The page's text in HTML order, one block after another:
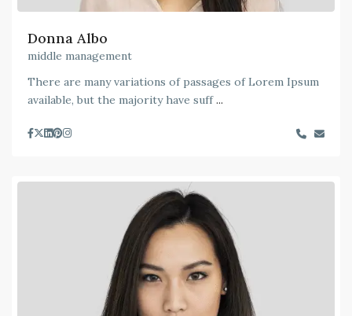
Donna Albo
middle management
There are many variations of passages of Lorem Ipsum
available, but the majority have suff...